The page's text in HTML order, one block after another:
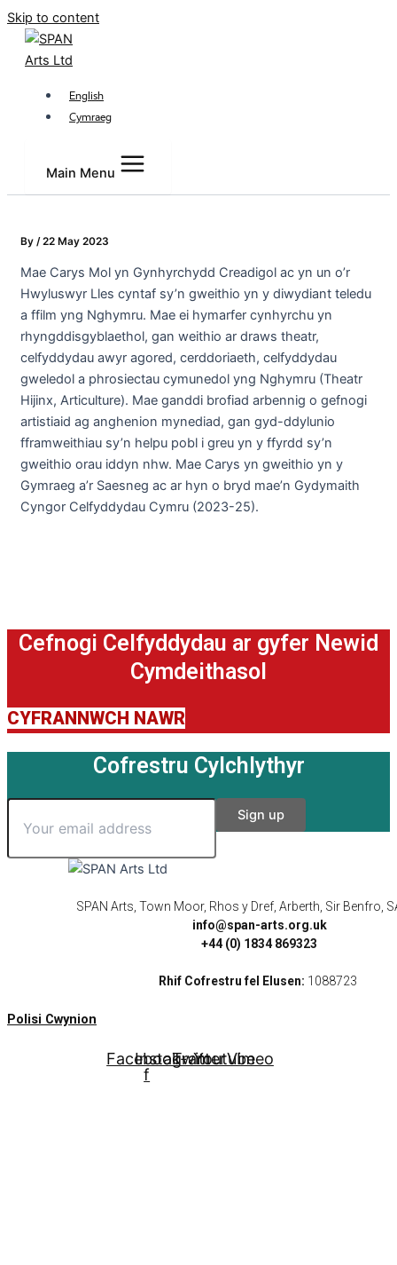
Skip to content
English
Cymraeg
Main Menu
By /22 May 2023
Mae Carys Mol yn Gynhyrchydd Creadigolac yn un o’r
HwyluswyrLles cyntaf sy’n gweithio yn y diwydiantteledu
a ffilm yng Nghymru. Mae ei hymarfer cynhyrchu yn
rhyngddisgyblaethol, gan weithio ardraws theatr,
celfyddydau awyr agored, cerddoriaeth, celfyddydau
gweledola phrosiectau cymunedol yng Nghymru(Theatr
Hijinx, Articulture). Mae ganddi brofiad arbennig o gefnogi
artistiaid ag anghenion mynediad, gan gyd-ddylunio
fframweithiau sy’n helpu pobl i greu yn y ffyrdd sy’n
gweithio orau iddyn nhw. Mae Carys yn gweithio yn y
Gymraeg a’r Saesneg ac ar hyn o bryd mae’n Gydymaith
Cyngor CelfyddydauCymru (2023-25).
Cefnogi Celfyddydau ar gyfer Newid
Cymdeithasol
CYFRANNWCH NAWR
Cofrestru Cylchlythyr
SPAN Arts, Town Moor, Rhos y Dref, Arberth, Sir Benfro,
info@span-arts.org.uk
+44 (0) 1834 869323
Rhif Cofrestru fel Elusen: 1088723
Polisi Cwynion
Facebook-
f
Instagram
Twitter
Youtube
Vimeo